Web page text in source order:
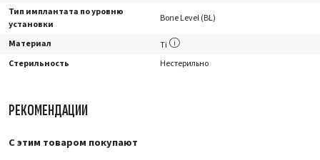
Тип имплантата по уровню
установки
Bone Level (BL)
Материал
Ti
Стерильность
Нестерильно
РЕКОМЕНДАЦИИ
С этим товаром покупают